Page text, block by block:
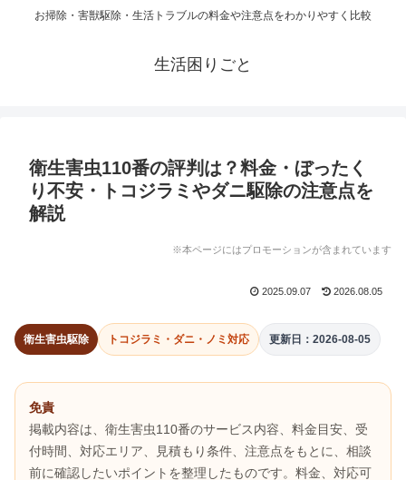
お掃除・害獣駆除・生活トラブルの料金や注意点をわかりやすく比較
生活困りごと
衛生害虫110番の評判は？料金・ぼったく
り不安・トコジラミやダニ駆除の注意点を
解説
※本ページにはプロモーションが含まれています
2025.09.07 2026.08.05
衛生害虫駆除 トコジラミ・ダニ・ノミ対応 更新日：2026-08-05
免責
掲載内容は、衛生害虫110番のサービス内容、料金目安、受
付時間、対応エリア、見積もり条件、注意点をもとに、相談
前に確認したいポイントを整理したものです。料金、対応可